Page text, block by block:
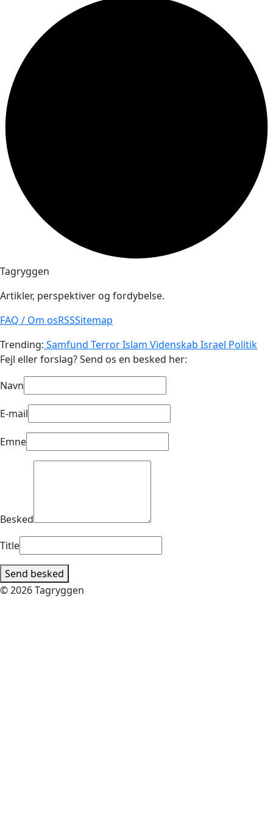
Tagryggen
Artikler, perspektiver og fordybelse.
FAQ / Om osRSSSitemap
Trending: Samfund TerrorIslam Videnskab Israel Politik
Fejl eller forslag? Send os en besked her:
Navn
E-mail
Emne
Besked
Title
Send besked
© 2026 Tagryggen